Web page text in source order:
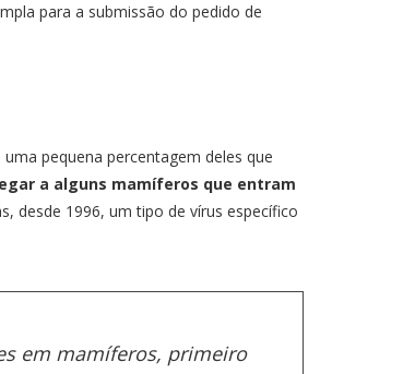
para a submissão do pedido de
pequena percentagem deles que
a alguns mamíferos que entram
desde 1996, um tipo de vírus específico
em mamíferos, primeiro